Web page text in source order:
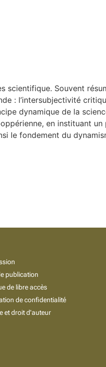
scientifique. Souvent
: l’intersubjectivité
dynamique de la
en instituant
fondement du
publication
de libre accès
de confidentialité
et droit d'auteur